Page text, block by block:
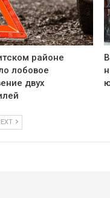
районе
лобовое
двух